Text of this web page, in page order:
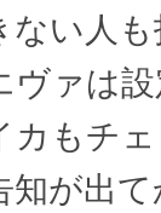
ない人
ヴァは
カもチ
知が出